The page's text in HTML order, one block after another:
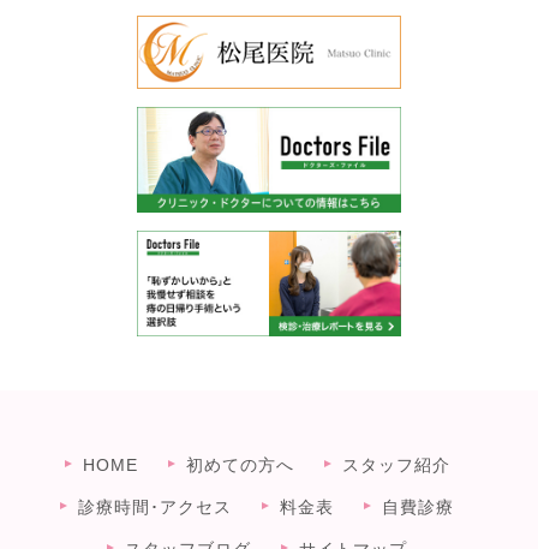
HOME 初めての方へ スタッフ紹介
診療時間･アクセス 料金表 自費診療